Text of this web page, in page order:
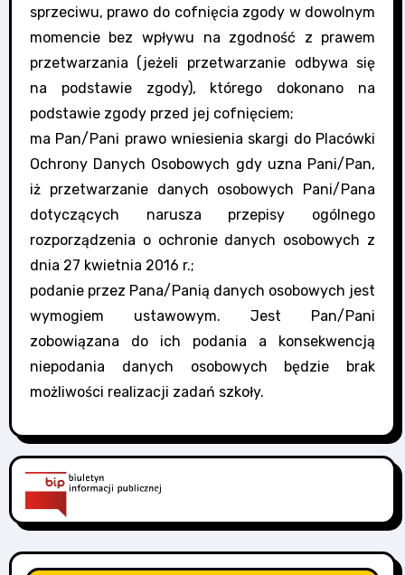
sprzeciwu, prawo do cofnięcia zgody w dowolnym
momencie bez wpływu na zgodność z prawem
przetwarzania (jeżeli przetwarzanie odbywa się
na podstawie zgody), którego dokonano na
podstawie zgody przed jej cofnięciem;
ma Pan/Pani prawo wniesienia skargi do Placówki
Ochrony Danych Osobowych gdy uzna Pani/Pan,
iż przetwarzanie danych osobowych Pani/Pana
dotyczących narusza przepisy ogólnego
rozporządzenia o ochronie danych osobowych z
dnia 27 kwietnia 2016 r.;
podanie przez Pana/Panią danych osobowych jest
wymogiem ustawowym. Jest Pan/Pani
zobowiązana do ich podania a konsekwencją
niepodania danych osobowych będzie brak
możliwości realizacji zadań szkoły.